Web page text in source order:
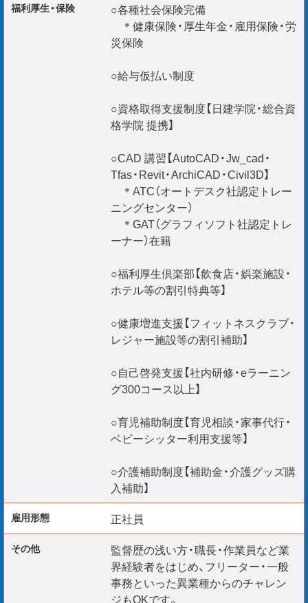
メディアで話題の飲食店や憧れのタワーマンション、教科
よるトッププロジェクトのような社会貢献性の高いヤリガ
イのあるお仕事ばかりです。
＊未経験で月給26万円スタート！
＊国家資格取得も目指せます！
福利厚生・保険
○各種社会保険完備
＊健康保険・厚生年金・雇用保険・労
災保険
○給与仮払い制度
○資格取得支援制度【日建学院・総合資
格学院 提携】
○CAD 講習【AutoCAD・Jw_cad・
Tfas・Revit・ArchiCAD・Civil3D】
＊ATC（オートデスク社認定トレー
ニングセンター）
＊GAT（グラフィソフト社認定トレ
ーナー）在籍
○福利厚生倶楽部【飲食店・娯楽施設・
ホテル等の割引特典等】
○健康増進支援【フィットネスクラブ・
レジャー施設等の割引補助】
○自己啓発支援【社内研修・eラーニン
グ300コース以上】
○育児補助制度【育児相談・家事代行・
ベビーシッター利用支援等】
○介護補助制度【補助金・介護グッズ購
入補助】
雇用形態 正社員
その他
監督歴の浅い方・職長・作業員など業
界経験者をはじめ、フリーター・一般
事務といった異業種からのチャレン
ジもOKです。